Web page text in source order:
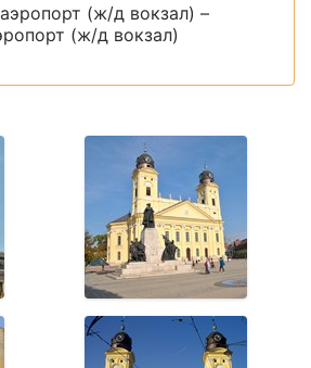
(ж/д вокзал) –
(ж/д вокзал)